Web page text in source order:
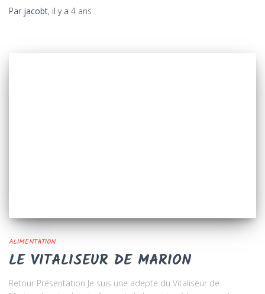
Par jacobt, il y a 4 ans
ALIMENTATION
LE VITALISEUR DE MARION
Retour Présentation Je suis une adepte du Vitaliseur de